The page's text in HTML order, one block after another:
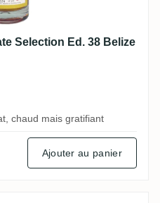
Selection Ed. 38 Belize
chaud mais gratifiant
Ajouter au panier